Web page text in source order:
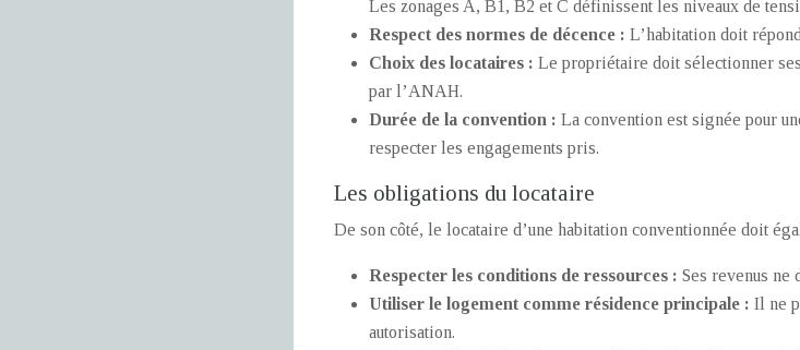
Les zonages A, B1, B2 et C définissent les niveaux de
Respect des normes de décence : L’habitation doit
Choix des locataires : Le propriétaire doit sélectionner
par l’ANAH.
Durée de la convention : La convention est signée pour
respecter les engagements pris.
Les obligations du locataire
De son côté, le locataire d’une habitation conventionnée doit
Respecter les conditions de ressources : Ses revenus ne
Utiliser le logement comme résidence principale : Il ne
autorisation.